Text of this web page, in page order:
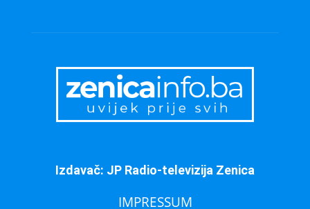
Izdavač: JP Radio-televizija Zenica
IMPRESSUM